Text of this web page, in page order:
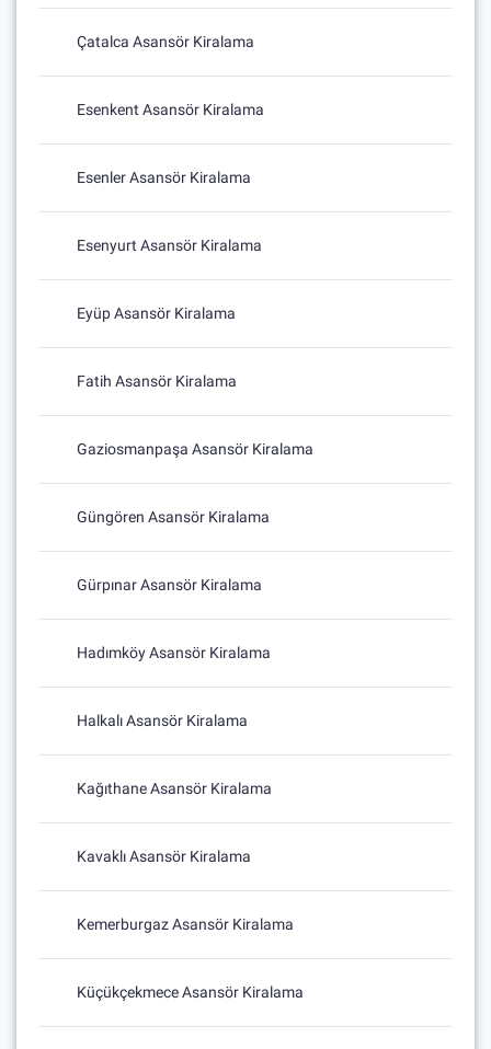
Çatalca Asansör Kiralama
Esenkent Asansör Kiralama
Esenler Asansör Kiralama
Esenyurt Asansör Kiralama
Eyüp Asansör Kiralama
Fatih Asansör Kiralama
Gaziosmanpaşa Asansör Kiralama
Güngören Asansör Kiralama
Gürpınar Asansör Kiralama
Hadımköy Asansör Kiralama
Halkalı Asansör Kiralama
Kağıthane Asansör Kiralama
Kavaklı Asansör Kiralama
Kemerburgaz Asansör Kiralama
Küçükçekmece Asansör Kiralama